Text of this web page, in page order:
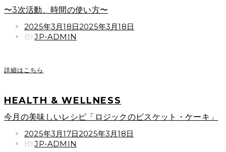
〜3次活動、時間の使い方〜
POSTED
ON
2025年3月18日2025年3月18日
BYJP-ADMIN
詳細はこちら
HEALTH & WELLNESS
今月の美味しいレシピ「ロジックのビスケット・ケーキ」
POSTED
ON
2025年3月17日2025年3月18日
BYJP-ADMIN